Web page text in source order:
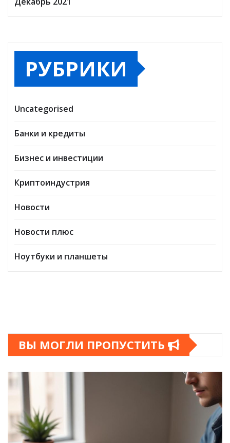
РУБРИКИ
Uncategorised
Банки и кредиты
Бизнес и инвестиции
Криптоиндустрия
Новости
Новости плюс
Ноутбуки и планшеты
ВЫ МОГЛИ ПРОПУСТИТЬ